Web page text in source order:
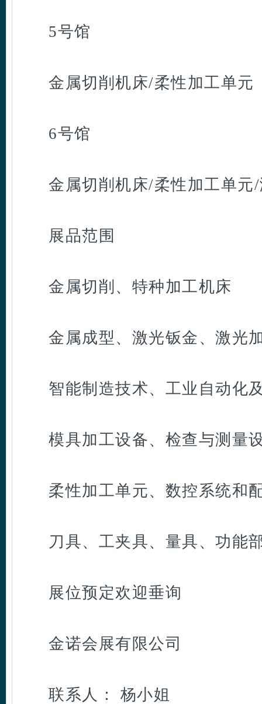
5号馆
金属切削机床/柔性加工单元
6号馆
金属切削机床/柔性加工单元
展品范围
金属切削、特种加工机床
金属成型、激光钣金、激光
智能制造技术、工业自动化
模具加工设备、检查与测量
柔性加工单元、数控系统和
刀具、工夹具、量具、功能
展位预定欢迎垂询
金诺会展有限公司
联系人： 杨小姐